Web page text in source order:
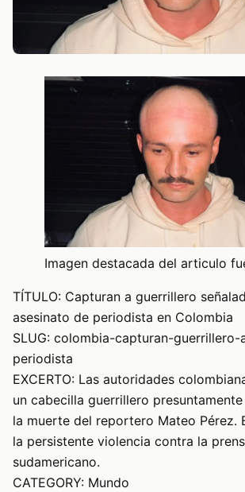
Imagen destacada del articulo
TÍTULO: Capturan a guerrillero
asesinato de periodista en Colombia
SLUG: colombia-capturan-guerrillero-
periodista
EXCERTO: Las autoridades
un cabecilla guerrillero
la muerte del reportero Mateo Pérez.
la persistente violencia contra la
sudamericano.
CATEGORY: Mundo